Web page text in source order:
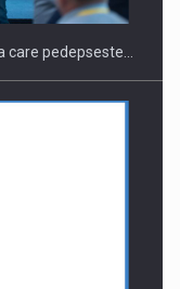
care pedepseste…